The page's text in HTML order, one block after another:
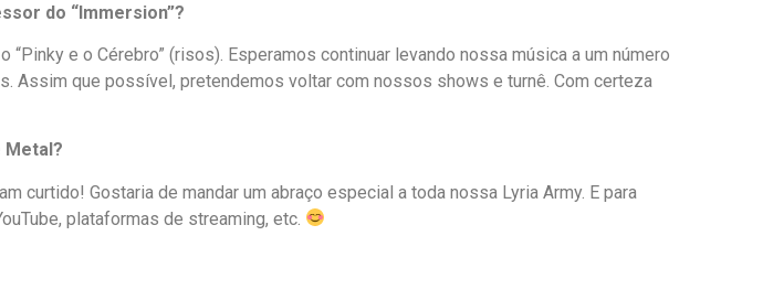
do “Immersion”?
e o Cérebro” (risos). Esperamos continuar levando nossa música a um número
Assim que possível, pretendemos voltar com nossos shows e turnê. Com certeza
Metal?
curtido! Gostaria de mandar um abraço especial a toda nossa Lyria Army. E para
plataformas de streaming, etc.